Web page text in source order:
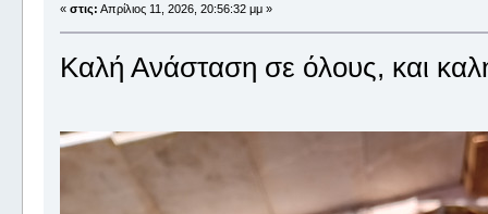
« στις: Απρίλιος 11, 2026, 20:56:32 μμ »
Καλή Ανάσταση σε όλους, και